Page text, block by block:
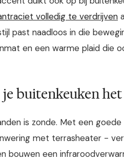
volledig te verdrijven
past naadloos in die
en een warme plaid die
buitenkeuken
is zonde. Met een
met terrasheater -
bouwen een